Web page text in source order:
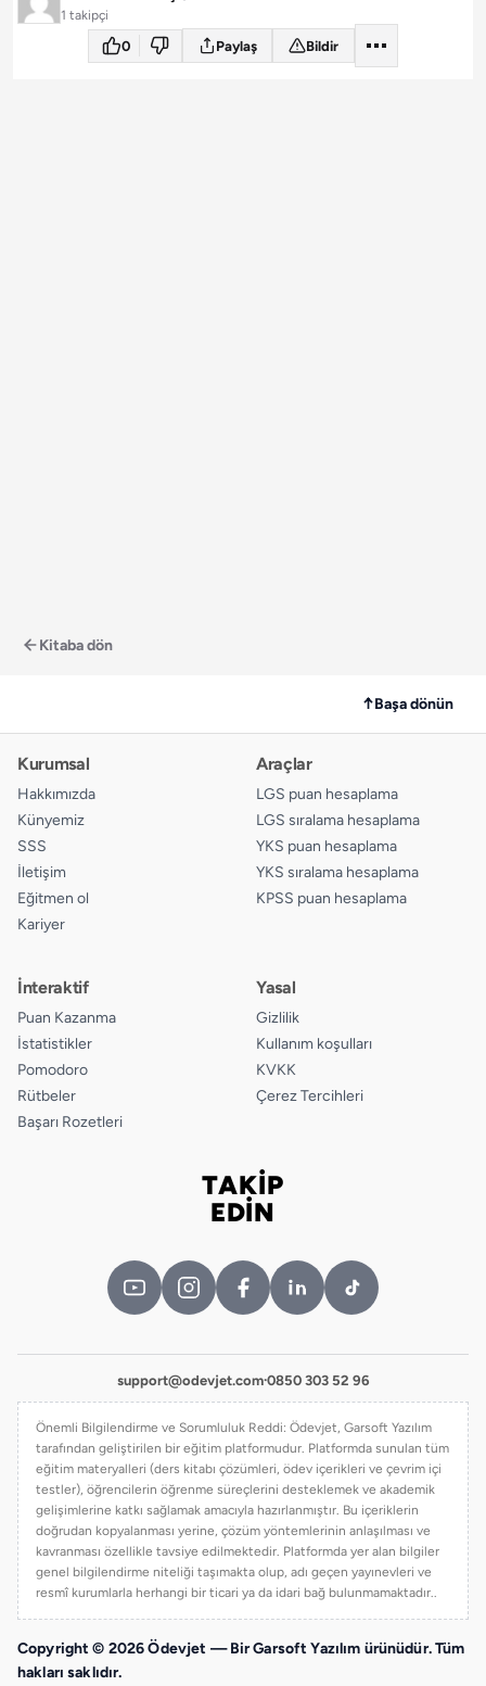
1 takipçi
0 Paylaş Bildir
Kitaba dön
↑Başa dönün
Kurumsal
Hakkımızda
Künyemiz
SSS
İletişim
Eğitmen ol
Kariyer
Araçlar
LGS puan hesaplama
LGS sıralama hesaplama
YKS puan hesaplama
YKS sıralama hesaplama
KPSS puan hesaplama
İnteraktif
Puan Kazanma
İstatistikler
Pomodoro
Rütbeler
Başarı Rozetleri
Yasal
Gizlilik
Kullanım koşulları
KVKK
Çerez Tercihleri
TAKİP
EDİN
support@odevjet.com·0850 303 52 96
Önemli Bilgilendirme ve Sorumluluk Reddi: Ödevjet, Garsoft Yazılım
tarafından geliştirilen bir eğitim platformudur. Platformda sunulan tüm
eğitim materyalleri (ders kitabı çözümleri, ödev içerikleri ve çevrim içi
testler), öğrencilerin öğrenme süreçlerini desteklemek ve akademik
gelişimlerine katkı sağlamak amacıyla hazırlanmıştır. Bu içeriklerin
doğrudan kopyalanması yerine, çözüm yöntemlerinin anlaşılması ve
kavranması özellikle tavsiye edilmektedir. Platformda yer alan bilgiler
genel bilgilendirme niteliği taşımakta olup, adı geçen yayınevleri ve
resmî kurumlarla herhangi bir ticari ya da idari bağ bulunmamaktadır..
Copyright © 2026 Ödevjet — Bir Garsoft Yazılım ürünüdür. Tüm
hakları saklıdır.